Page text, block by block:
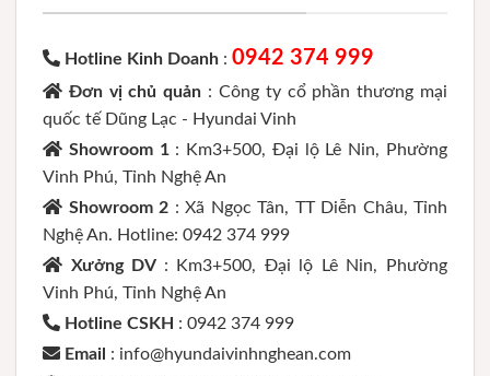
Hotline Kinh Doanh : 0942 374 999
Đơn vị chủ quản : Công ty cổ phần thương mại
quốc tế Dũng Lạc - Hyundai Vinh
Showroom 1 : Km3+500, Đại lộ Lê Nin, Phường
Vinh Phú, Tỉnh Nghệ An
Showroom 2 : Xã Ngọc Tân, TT Diễn Châu, Tỉnh
Nghệ An. Hotline: 0942 374 999
Xưởng DV : Km3+500, Đại lộ Lê Nin, Phường
Vinh Phú, Tỉnh Nghệ An
Hotline CSKH : 0942 374 999
Email : info@hyundaivinhnghean.com